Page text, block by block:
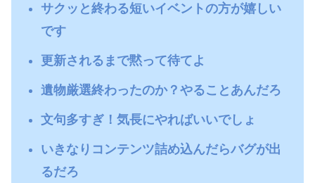
サクッと終わる短いイベントの方が嬉しい
です
更新されるまで黙って待てよ
遺物厳選終わったのか？やることあんだろ
文句多すぎ！気長にやればいいでしょ
いきなりコンテンツ詰め込んだらバグが出
るだろ